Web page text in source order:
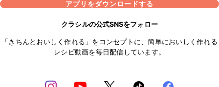
アプリをダウンロードする
クラシルの公式SNSをフォロー
「きちんとおいしく作れる」をコンセプトに、簡単においしく作れる
レシピ動画を毎日配信しています。